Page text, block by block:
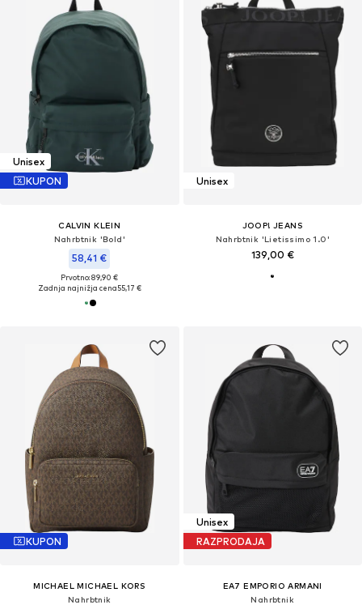
Unisex
KUPON
CALVIN KLEIN
Nahrbtnik 'Bold'
58,41 €
Prvotno: 89,90 €
Zadnja najnižja cena55,17 €
Unisex
JOOP! JEANS
Nahrbtnik 'Lietissimo 1.0'
139,00 €
KUPON
MICHAEL MICHAEL KORS
Nahrbtnik
Unisex
RAZPRODAJA
EA7 EMPORIO ARMANI
Nahrbtnik